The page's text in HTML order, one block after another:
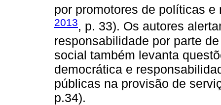
por promotores de políticas e
2013, p. 33). Os autores
responsabilidade por parte
social também levanta
democrática e
públicas na provisão de
p.34).